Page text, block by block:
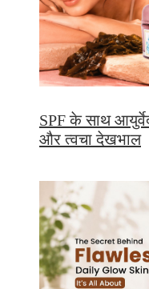
SPF के साथ
और त्वचा देखभाल